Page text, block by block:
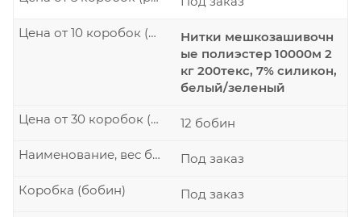
Нитки мешкозашивочн
ые полиэстер 10000м 2
кг 200текс, 7% силикон,
белый/зеленый
Цена от 10 коробок (р./шт.)
12 бобин
Цена от 30 коробок (р./шт.)
Под заказ
Наименование, вес бобины
Под заказ
Коробка (бобин)